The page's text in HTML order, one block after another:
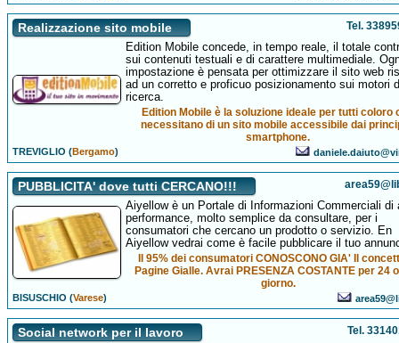
Realizzazione sito mobile Tel.
Edition Mobile concede, in tempo reale, il totale
sui contenuti testuali e di carattere multimediale.
impostazione è pensata per ottimizzare il sito web
ad un corretto e proficuo posizionamento sui motori
ricerca.
Edition Mobile è la soluzione ideale per tutti coloro
necessitano di un sito mobile accessibile dai
smartphone.
TREVIGLIO (Bergamo)
PUBBLICITA' dove tutti CERCANO!!!
Aiyellow è un Portale di Informazioni Commerciali di
performance, molto semplice da consultare, per i
consumatori che cercano un prodotto o servizio. En
Aiyellow vedrai come è facile pubblicare il tuo
Il 95% dei consumatori CONOSCONO GIA' Il
Pagine Gialle. Avrai PRESENZA COSTANTE per 24
giorno.
BISUSCHIO (Varese)
Social network per il lavoro Tel.